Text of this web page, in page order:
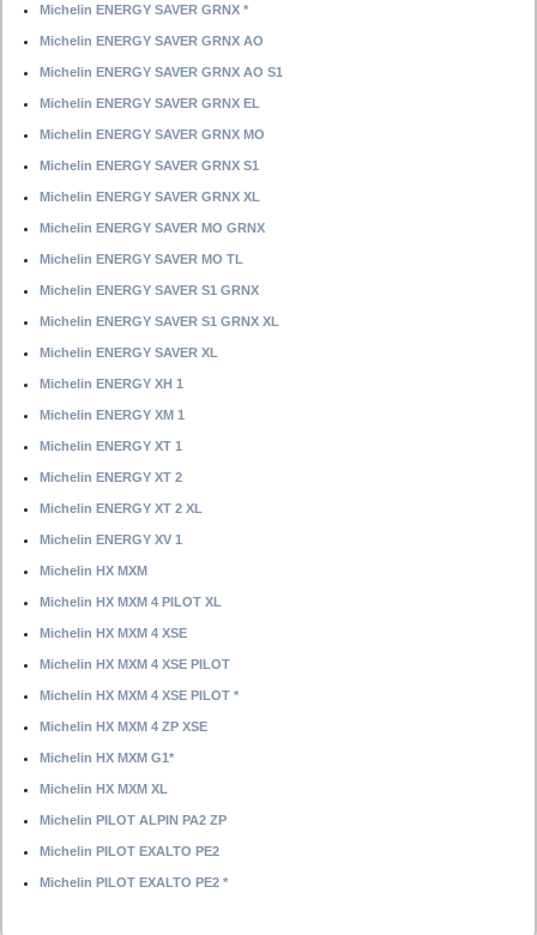
Michelin ENERGY SAVER GRNX *
Michelin ENERGY SAVER GRNX AO
Michelin ENERGY SAVER GRNX AO S1
Michelin ENERGY SAVER GRNX EL
Michelin ENERGY SAVER GRNX MO
Michelin ENERGY SAVER GRNX S1
Michelin ENERGY SAVER GRNX XL
Michelin ENERGY SAVER MO GRNX
Michelin ENERGY SAVER MO TL
Michelin ENERGY SAVER S1 GRNX
Michelin ENERGY SAVER S1 GRNX XL
Michelin ENERGY SAVER XL
Michelin ENERGY XH 1
Michelin ENERGY XM 1
Michelin ENERGY XT 1
Michelin ENERGY XT 2
Michelin ENERGY XT 2 XL
Michelin ENERGY XV 1
Michelin HX MXM
Michelin HX MXM 4 PILOT XL
Michelin HX MXM 4 XSE
Michelin HX MXM 4 XSE PILOT
Michelin HX MXM 4 XSE PILOT *
Michelin HX MXM 4 ZP XSE
Michelin HX MXM G1*
Michelin HX MXM XL
Michelin PILOT ALPIN PA2 ZP
Michelin PILOT EXALTO PE2
Michelin PILOT EXALTO PE2 *